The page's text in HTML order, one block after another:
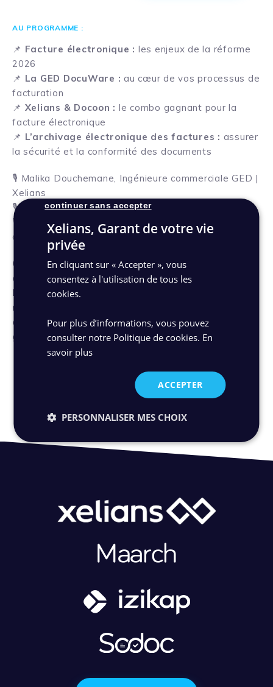
AU PROGRAMME :
📌 Facture électronique : les enjeux de la réforme
2026
📌 La GED DocuWare : au cœur de vos processus de
facturation
📌 Xelians & Docoon : le combo gagnant pour la
facture électronique
📌 L’archivage électronique des factures : assurer
la sécurité et la conformité des documents
🎙️ Malika Douchemane, Ingénieure commerciale GED |
Xelians
🎙️ Dylan Jubert, Ingénieur d’affaires | Docoon
🎙️ Christophe Folliet, Alliances & développement
d’affaires | Xelians
Ce webinaire, alliant démonstration et retour
d’expérience, vous dévoilera comment Xelians et
Docoon transforment la contrainte
réglementaire en un levier de performance, de
confiance et de conformité intégrée de la
gestion documentaire à l’archivage probant.
Téléchargez le replay
Xelians, Garant de votre vie
privée
En cliquant sur « Accepter », vous
consentez à l'utilisation de tous les
cookies.
Pour plus d’informations, vous pouvez
consulter notre Politique de cookies. En
savoir plus
ACCEPTER
continuer sans accepter
PERSONNALISER MES CHOIX